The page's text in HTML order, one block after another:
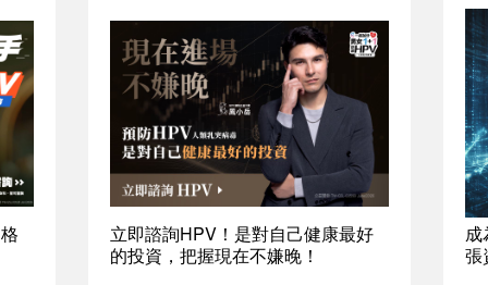
立即諮詢HPV！是對自己健康最好
的投資，把握現在不嫌晚！
成
張